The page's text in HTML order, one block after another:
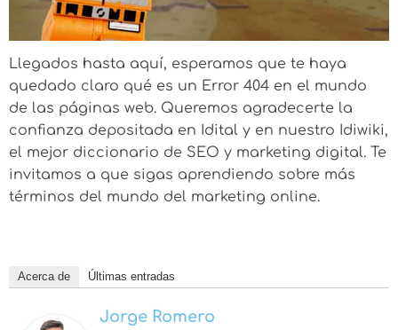
Llegados hasta aquí, esperamos que te haya
quedado claro qué es un Error 404 en el mundo
de las páginas web. Queremos agradecerte la
confianza depositada en Idital y en nuestro Idiwiki,
el mejor diccionario de SEO y marketing digital. Te
invitamos a que sigas aprendiendo sobre más
términos del mundo del marketing online.
Acerca de Últimas entradas
Jorge Romero